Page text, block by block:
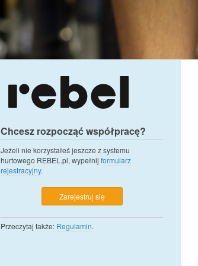
Chcesz rozpocząć współpracę?
Jeżeli nie korzystałeś jeszcze z systemu
hurtowego REBEL.pl, wypełnij formularz
rejestracyjny.
Zarejestruj się
Przeczytaj także: Regulamin.